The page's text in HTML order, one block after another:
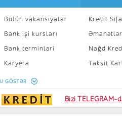
Bütün vakansiyalar
Bank işi kursları
Bank terminləri
Karyera
Peşakar inkişaf
Kredit
Əmanətlər
Nağd
Taksit
Kart
GÖSTƏR
Bizi TELEGRAM-